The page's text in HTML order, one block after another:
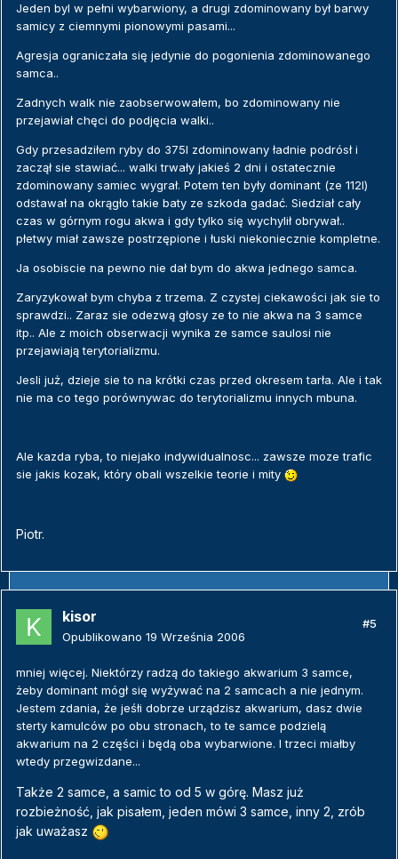
Jeden byl w pełni wybarwiony, a drugi zdominowany był barwy
samicy z ciemnymi pionowymi pasami...
Agresja ograniczała się jedynie do pogonienia zdominowanego
samca..
Zadnych walk nie zaobserwowałem, bo zdominowany nie
przejawiał chęci do podjęcia walki..
Gdy przesadziłem ryby do 375l zdominowany ładnie podrósł i
zaczął sie stawiać... walki trwały jakieś 2 dni i ostatecznie
zdominowany samiec wygrał. Potem ten były dominant (ze 112l)
odstawał na okrągło takie baty ze szkoda gadać. Siedział cały
czas w górnym rogu akwa i gdy tylko się wychylił obrywał..
płetwy miał zawsze postrzępione i łuski niekoniecznie kompletne.
Ja osobiscie na pewno nie dał bym do akwa jednego samca.
Zaryzykował bym chyba z trzema. Z czystej ciekawości jak sie to
sprawdzi.. Zaraz sie odezwą głosy ze to nie akwa na 3 samce
itp.. Ale z moich obserwacji wynika ze samce saulosi nie
przejawiają terytorializmu.
Jesli już, dzieje sie to na krótki czas przed okresem tarła. Ale i tak
nie ma co tego porównywac do terytorializmu innych mbuna.
Ale kazda ryba, to niejako indywidualnosc... zawsze moze trafic
sie jakis kozak, który obali wszelkie teorie i mity
Piotr.
kisor
Opublikowano 19 Września 2006
#5
mniej więcej. Niektórzy radzą do takiego akwarium 3 samce,
żeby dominant mógł się wyżywać na 2 samcach a nie jednym.
Jestem zdania, że jeśłi dobrze urządzisz akwarium, dasz dwie
sterty kamulców po obu stronach, to te samce podzielą
akwarium na 2 części i będą oba wybarwione. I trzeci miałby
wtedy przegwizdane...
Także 2 samce, a samic to od 5 w górę. Masz już
rozbieżność, jak pisałem, jeden mówi 3 samce, inny 2, zrób
jak uważasz